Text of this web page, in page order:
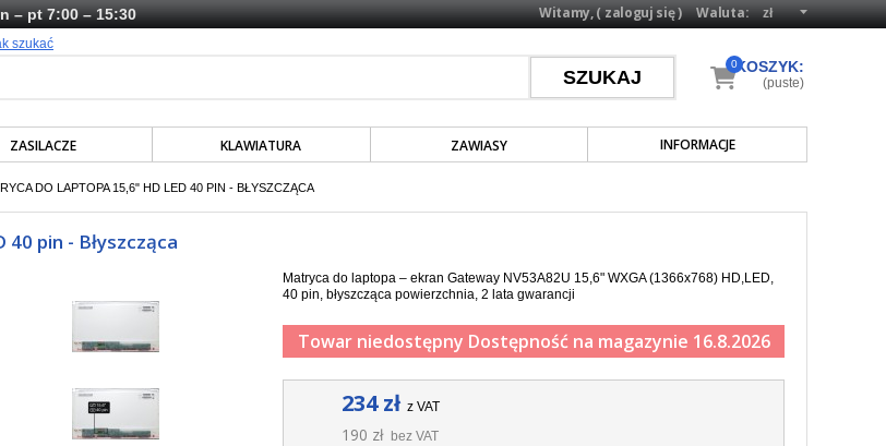
– pt 7:00 – 15:30 Waluta:
Witamy, (zaloguj się)
szukać
ZASILACZE KLAWIATURA ZAWIASY INFORMACJE
KOSZYK:
0
(puste)
DO LAPTOPA 15,6" HD LED 40 PIN - BŁYSZCZĄCA
pin - Błyszcząca
Matryca do laptopa – ekran Gateway NV53A82U 15,6" WXGA (1366x768) HD,LED,
40 pin, błyszcząca powierzchnia, 2 lata gwarancji
Towar niedostępny Dostępność na magazynie 16.8.2026
234 zł z VAT
190 zł bez VAT